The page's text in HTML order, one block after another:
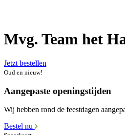
Mvg. Team het
Jetzt bestellen
Oud en nieuw!
Aangepaste openingstijden
Wij hebben rond de feestdagen
Bestel nu